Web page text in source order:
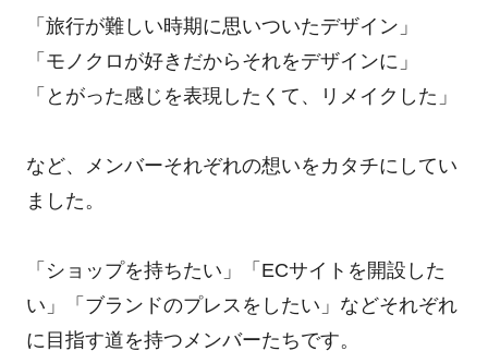
「旅行が難しい時期に思いついたデザイン」
「モノクロが好きだからそれをデザインに」
「とがった感じを表現したくて、リメイクした」
など、メンバーそれぞれの想いをカタチにしてい
ました。
「ショップを持ちたい」「ECサイトを開設した
い」「ブランドのプレスをしたい」などそれぞれ
に目指す道を持つメンバーたちです。